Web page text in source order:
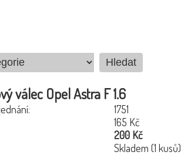
válec Opel Astra F 1.6
1751
165 Kč
200 Kč
Skladem (1 kusů)